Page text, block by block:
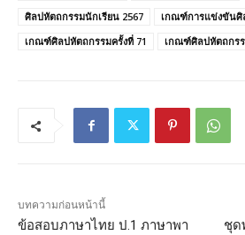
ศิลปหัตถกรรมนักเรียน 2567
เกณฑ์การแข่งขันศิ
เกณฑ์ศิลปหัตถกรรมครั้งที่ 71
เกณฑ์ศิลปหัตถกรร
บทความก่อนหน้านี้
ข้อสอบภาษาไทย ป.1 ภาษาพา
ชุด